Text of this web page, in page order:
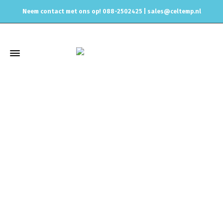
Neem contact met ons op! 088-2502425 | sales@celtemp.nl